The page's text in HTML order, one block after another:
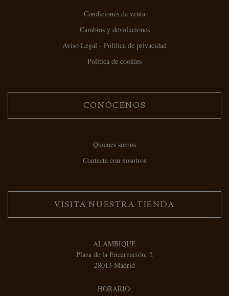
Condiciones de venta
Cambios y devoluciones
Aviso Legal - Política de privacidad
Política de cookies
CONÓCENOS
Quienes somos
Contacta con nosotros
VISITA NUESTRA TIENDA
ALAMBIQUE
Plaza de la Encarnación, 2
28013 Madrid
HORARIO: